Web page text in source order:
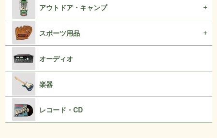
アウトドア・キャンプ
スポーツ用品
オーディオ
楽器
レコード・CD